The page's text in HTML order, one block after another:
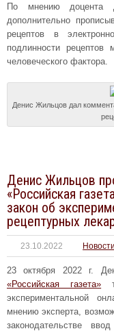
По мнению доцента
дополнительно
рецептов в
подлинности
человеческого фактора.
Денис Жильцов дал
Денис Жильцов
«Российская
закон об
рецептурных
23.10.2022 Новости
23 октября 2022 г.
«Российская газета»
экспериментальной
мнению эксперта,
законодательстве